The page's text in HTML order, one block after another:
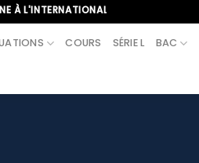
APPELEZ-NOUS AU+221 70
COURS SÉRIE L BAC